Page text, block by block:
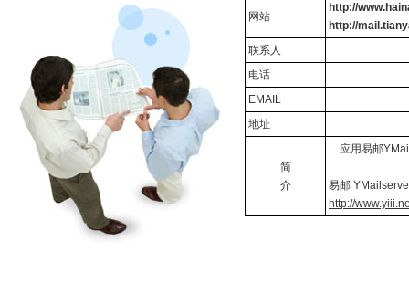
网站
http://
http://
联系人
电话
EMAIL
地址
简
介
应用易邮
易邮
http://